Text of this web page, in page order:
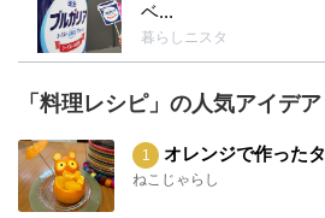
ベ...
暮らしニスタ
「料理レシピ」の人気アイデア
オレンジで作った
ねこじゃらし